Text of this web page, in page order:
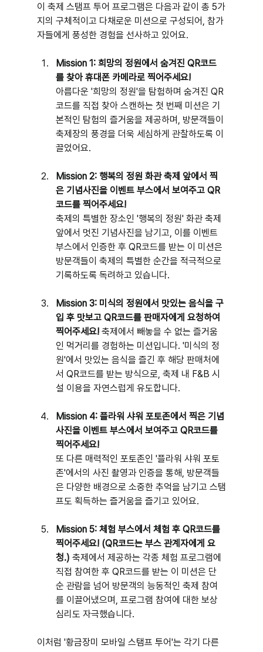
이 축제 스탬프 투어 프로그램은 다음과 같이 총 5가
지의 구체적이고 다채로운 미션으로 구성되어, 참가
자들에게 풍성한 경험을 선사하고 있어요.
Mission 1: 희망의 정원에서 숨겨진 QR코드
를 찾아 휴대폰 카메라로 찍어주세요!
아름다운 '희망의 정원'을 탐험하며 숨겨진 QR
코드를 직접 찾아 스캔하는 첫 번째 미션은 기
본적인 탐험의 즐거움을 제공하며, 방문객들이
축제장의 풍경을 더욱 세심하게 관찰하도록 이
끌었어요.
Mission 2: 행복의 정원 화관 축제 앞에서 찍
은 기념사진을 이벤트 부스에서 보여주고 QR
코드를 찍어주세요!
축제의 특별한 장소인 '행복의 정원' 화관 축제
앞에서 멋진 기념사진을 남기고, 이를 이벤트
부스에서 인증한 후 QR코드를 받는 이 미션은
방문객들이 축제의 특별한 순간을 적극적으로
기록하도록 독려하고 있습니다.
Mission 3: 미식의 정원에서 맛있는 음식을 구
입 후 맛보고 QR코드를 판매자에게 요청하여
찍어주세요! 축제에서 빼놓을 수 없는 즐거움
인 먹거리를 경험하는 미션입니다. '미식의 정
원'에서 맛있는 음식을 즐긴 후 해당 판매처에
서 QR코드를 받는 방식으로, 축제 내 F&B 시
설 이용을 자연스럽게 유도합니다.
Mission 4: 플라워 샤워 포토존에서 찍은 기념
사진을 이벤트 부스에서 보여주고 QR코드를
찍어주세요!
또 다른 매력적인 포토존인 '플라워 샤워 포토
존'에서의 사진 촬영과 인증을 통해, 방문객들
은 다양한 배경으로 소중한 추억을 남기고 스탬
프도 획득하는 즐거움을 즐기고 있어요.
Mission 5: 체험 부스에서 체험 후 QR코드를
찍어주세요! (QR코드는 부스 관계자에게 요
청.) 축제에서 제공하는 각종 체험 프로그램에
직접 참여한 후 QR코드를 받는 이 미션은 단
순 관람을 넘어 방문객의 능동적인 축제 참여
를 이끌어냈으며, 프로그램 참여에 대한 보상
심리도 자극했습니다.
이처럼 '황금장미 모바일 스탬프 투어'는 각기 다른